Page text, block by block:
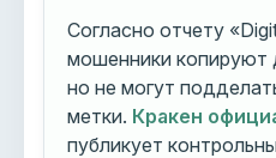
Согласно отчету
мошенники копируют
но не могут
метки. Кракен
публикует